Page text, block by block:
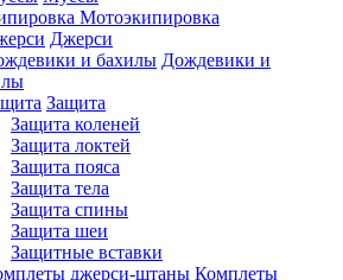
Мотоэкипировка
Джерси
Дождевики и
Защита
Защита коленей
Защита локтей
Защита пояса
Защита тела
Защита спины
Защита шеи
Защитные вставки
Комплеты